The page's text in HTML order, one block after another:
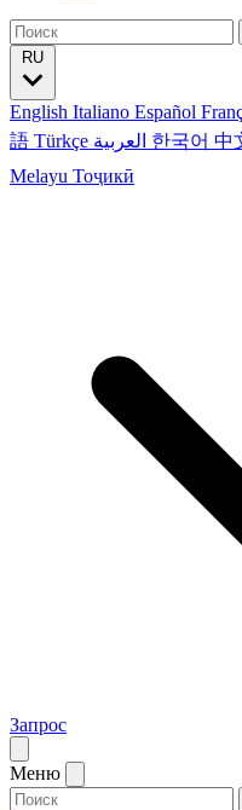
English Italiano Español
語 Türkçe 한국어 中
Melayu Тоҷикӣ
Запрос
Меню